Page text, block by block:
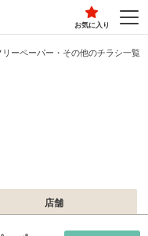
お気に入り
ーペーパー・その他のチラシ一覧
店舗